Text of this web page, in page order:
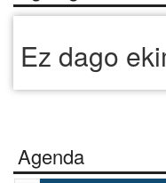
Ez dago
Agenda